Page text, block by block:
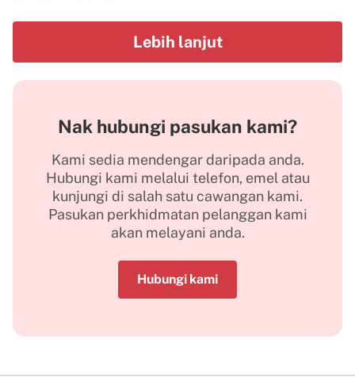
Lebih lanjut
Nak hubungi pasukan kami?
Kami sedia mendengar daripada anda.
Hubungi kami melalui telefon, emel atau
kunjungi di salah satu cawangan kami.
Pasukan perkhidmatan pelanggan kami
akan melayani anda.
Hubungi kami